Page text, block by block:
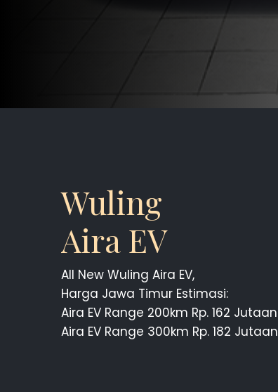
Wuling
Aira EV
All New Wuling Aira EV,
Harga Jawa Timur Estimasi:
Aira EV Range 200km Rp. 162 Jutaan
Aira EV Range 300km Rp. 182 Jutaan